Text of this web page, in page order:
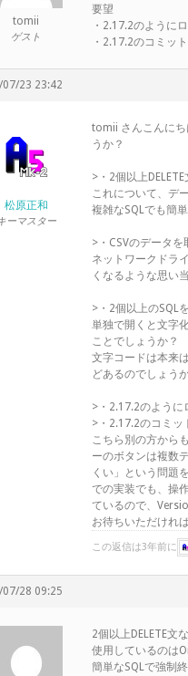
tomii
ゲスト
要望
・2.17.2のように
・2.17.2のコミッ
07/23 23:42
松原正和
ーマスター
tomii さんこんにち
うか？
>・2個以上
これについて、デ
複雑なSQLでも簡
>・CSVのデータ
ネットワークドラ
くなるような思い
>・2個以上のSQL
単独で開くと文字
ことでしょうか？
文字コードは本来
どあるのでしょう
>・2.17.2のように
>・2.17.2のコミッ
こちら別の方から
ーのボタンは複数
くい」という問題
での実装でも、操
ているので、
お待ちいただけれ
この返信は3年前に
07/28 09:25
2個以上DELETE文
使用しているのは
簡単なSQLで強制